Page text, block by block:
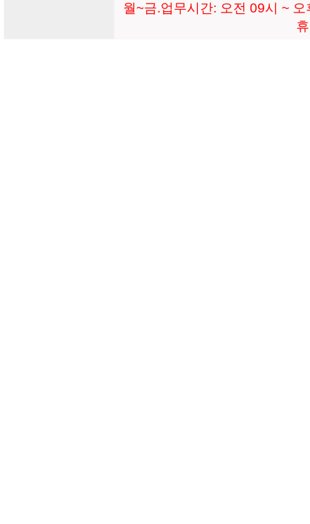
월~금.업무시간: 오전 09시 ~